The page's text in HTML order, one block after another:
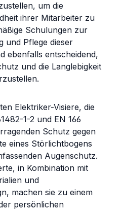
um die
ihrer Mitarbeiter zu
Schulungen zur
und Pflege dieser
ebenfalls entscheidend,
und die Langlebigkeit
Elektriker-Visiere, die
1-2 und EN 166
Schutz gegen
eines Störlichtbogens
Augenschutz.
in Kombination mit
und
machen sie zu einem
persönlichen